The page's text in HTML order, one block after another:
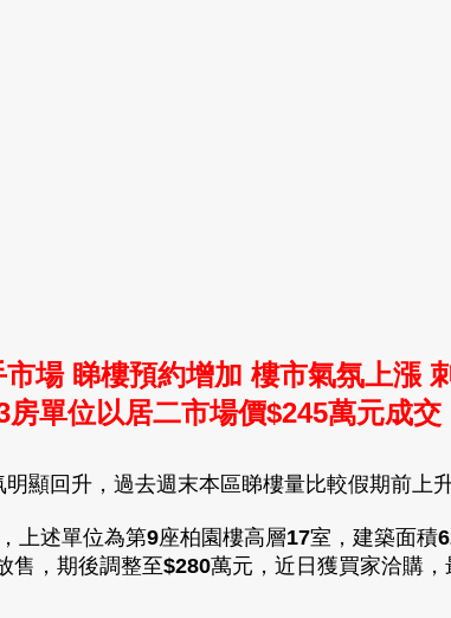
場 睇樓預約增加 樓市氣氛上漲
單位以居二市場價$245萬元成交
明顯回升 ， 過去週末本區睇樓量比較假期前上
， 上述單位為第9座柏園樓高層17室 ， 建築面積
售 ，期後調整至$280萬元 ，近日獲買家洽購